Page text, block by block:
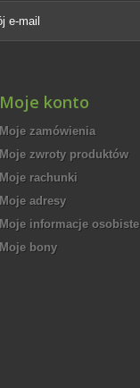
Moje konto
Moje zamówienia
Moje zwroty produktów
Moje rachunki
Moje adresy
Moje informacje osobiste
Moje bony